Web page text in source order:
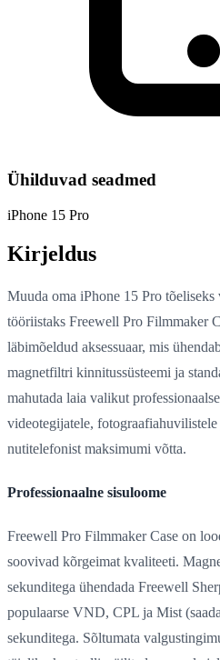
Ühilduvad seadmed
iPhone 15 Pro
Kirjeldus
Muuda oma iPhone 15 Pro
tööriistaks Freewell Pro Filmmaker
läbimõeldud aksessuaar, mis
magnetfiltri kinnitussüsteemi ja
mahutada laia valikut
videotegijatele,
nutitelefonist maksimumi võtta.
Professionaalne sisuloome
Freewell Pro Filmmaker Case on
soovivad kõrgeimat kvaliteeti.
sekunditega ühendada Freewell
populaarse VND, CPL ja Mist
sekunditega. Sõltumata